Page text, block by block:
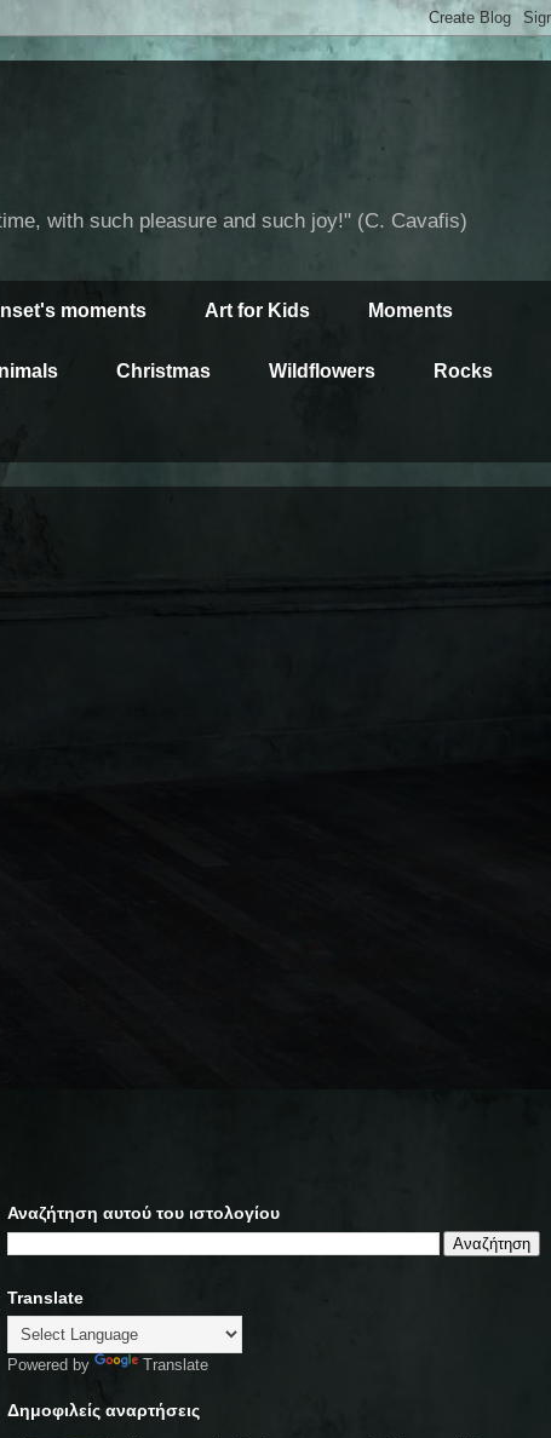
with such pleasure and such joy!" (C. Cavafis)
moments Art for Kids Moments
Christmas Wildflowers Rocks
Αναζήτηση αυτού του ιστολογίου
Translate
Powered by Translate
Δημοφιλείς αναρτήσεις